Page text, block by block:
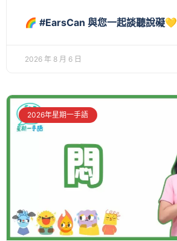
🌈 #EarsCan 與您一起談聽說礙💛
2026 年 8 月 6 日
2026年星期一手語